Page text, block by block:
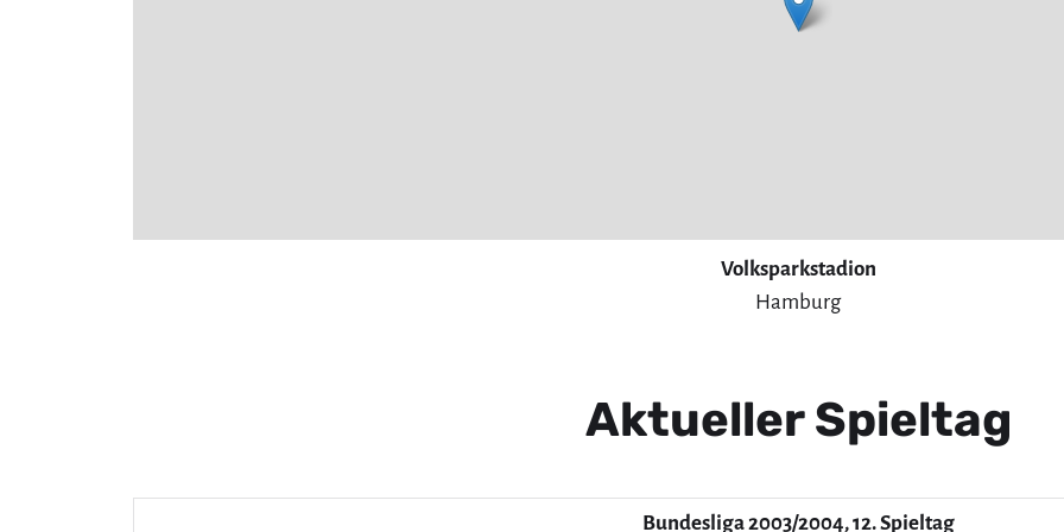
Volksparkstadion
Hamburg
Aktueller Spieltag
Bundesliga 2003/2004, 12. Spieltag